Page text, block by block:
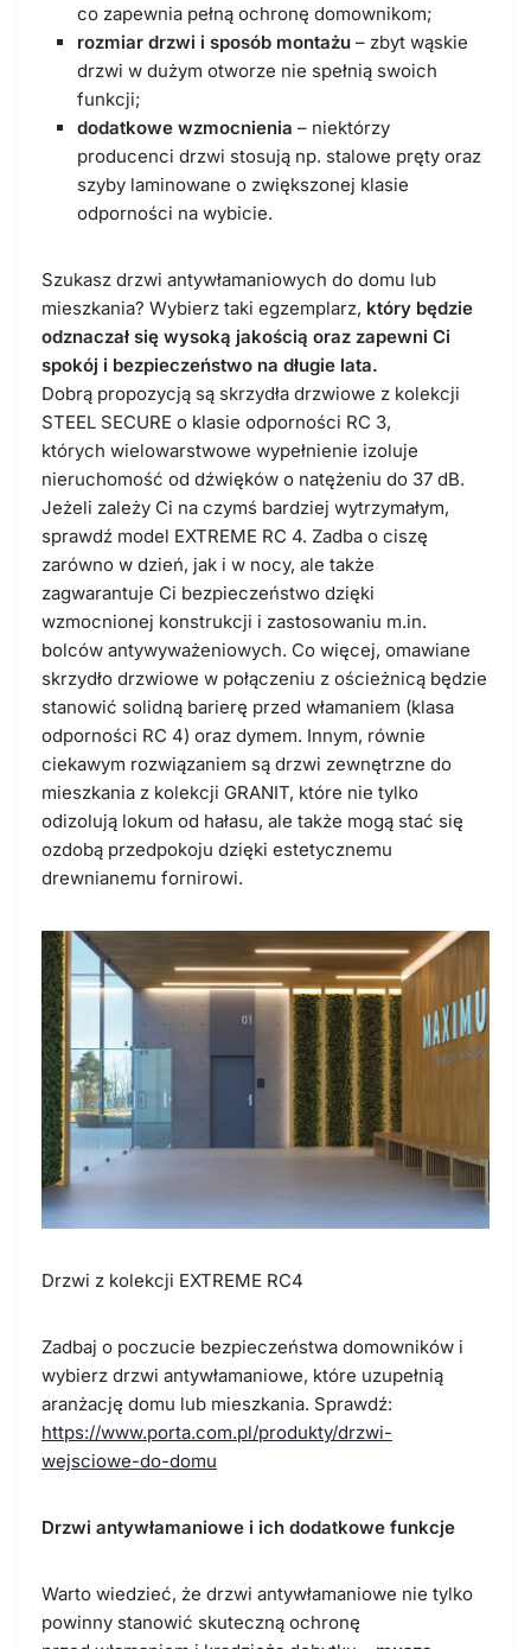
co zapewnia pełną ochronę domownikom;
rozmiar drzwi i sposób montażu – zbyt wąskie
drzwi w dużym otworze nie spełnią swoich
funkcji;
dodatkowe wzmocnienia – niektórzy
producenci drzwi stosują np. stalowe pręty oraz
szyby laminowane o zwiększonej klasie
odporności na wybicie.
Szukasz drzwi antywłamaniowych do domu lub
mieszkania? Wybierz taki egzemplarz, który będzie
odznaczał się wysoką jakością oraz zapewni Ci
spokój i bezpieczeństwo na długie lata.
Dobrą propozycją są skrzydła drzwiowe z kolekcji
STEEL SECURE o klasie odporności RC 3,
których wielowarstwowe wypełnienie izoluje
nieruchomość od dźwięków o natężeniu do 37 dB.
Jeżeli zależy Ci na czymś bardziej wytrzymałym,
sprawdź model EXTREME RC 4. Zadba o ciszę
zarówno w dzień, jak i w nocy, ale także
zagwarantuje Ci bezpieczeństwo dzięki
wzmocnionej konstrukcji i zastosowaniu m.in.
bolców antywyważeniowych. Co więcej, omawiane
skrzydło drzwiowe w połączeniu z ościeżnicą będzie
stanowić solidną barierę przed włamaniem (klasa
odporności RC 4) oraz dymem. Innym, równie
ciekawym rozwiązaniem są drzwi zewnętrzne do
mieszkania z kolekcji GRANIT, które nie tylko
odizolują lokum od hałasu, ale także mogą stać się
ozdobą przedpokoju dzięki estetycznemu
drewnianemu fornirowi.
Drzwi z kolekcji EXTREME RC4
Zadbaj o poczucie bezpieczeństwa domowników i
wybierz drzwi antywłamaniowe, które uzupełnią
aranżację domu lub mieszkania. Sprawdź:
https://www.porta.com.pl/produkty/drzwi-
wejsciowe-do-domu
Drzwi antywłamaniowe i ich dodatkowe funkcje
Warto wiedzieć, że drzwi antywłamaniowe nie tylko
powinny stanowić skuteczną ochronę